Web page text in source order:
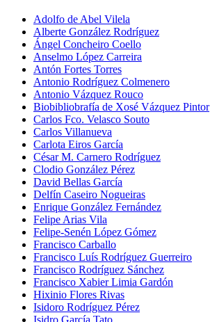
Adolfo de Abel Vilela
Alberte González Rodríguez
Ángel Concheiro Coello
Anselmo López Carreira
Antón Fortes Torres
Antonio Rodríguez Colmenero
Antonio Vázquez Rouco
Biobibliobrafía de Xosé Vázquez Pintor
Carlos Fco. Velasco Souto
Carlos Villanueva
Carlota Eiros García
César M. Carnero Rodríguez
Clodio González Pérez
David Bellas García
Delfín Caseiro Nogueiras
Enrique González Fernández
Felipe Arias Vila
Felipe-Senén López Gómez
Francisco Carballo
Francisco Luís Rodríguez Guerreiro
Francisco Rodríguez Sánchez
Francisco Xabier Limia Gardón
Hixinio Flores Rivas
Isidoro Rodríguez Pérez